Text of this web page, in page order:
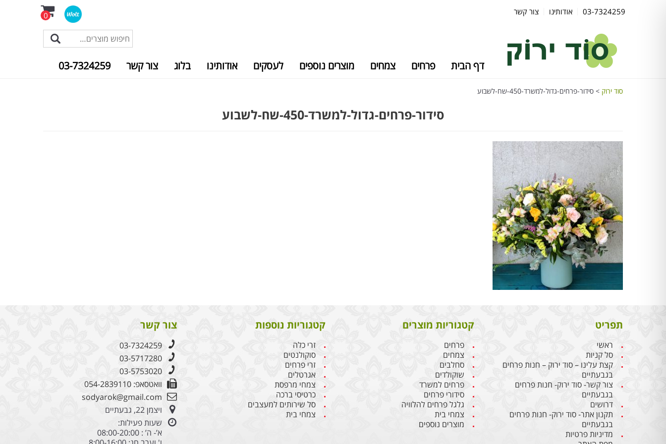
03-7324259 אודותינו צור קשר 0
דף הבית פרחים צמחים מוצרים נוספים לעסקים אודותינו בלוג צור קשר 03-7324259
סוד ירוק > סידור-פרחים-גדול-למשרד-450-שח-לשבוע
סידור-פרחים-גדול-למשרד-450-שח-לשבוע
תפריט
ראשי
סל קניות
קצת עלינו – סוד ירוק – חנות פרחים
בגבעתיים
צור קשר- סוד ירוק- חנות פרחים
בגבעתיים
דרושים
תקנון אתר- סוד ירוק- חנות פרחים
בגבעתיים
מדיניות פרטיות
קטגוריות מוצרים
פרחים
צמחים
סחלבים
שוקולדים
פרחים למשרד
סידורי פרחים
גלגל פרחים להלוויה
צמחי בית
מוצרים נוספים
קטגוריות נוספות
זרי כלה
סוקולנטים
זרי פרחים
אגרטלים
צמחי מרפסת
כרטיסי ברכה
סל שירותים למעצבים
צמחי בית
צור קשר
03-7324259
03-5717280
03-5753020
וואטסאפ: 054-2839110
sodyarok@gmail.com
ויצמן 22, גבעתיים
שעות פעילות:
א’- ה’ : 08:00-20:00